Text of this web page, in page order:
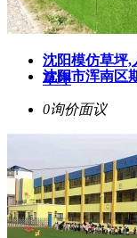
沈阳模仿草坪,
草坪
沈阳市浑南区
0询价面议